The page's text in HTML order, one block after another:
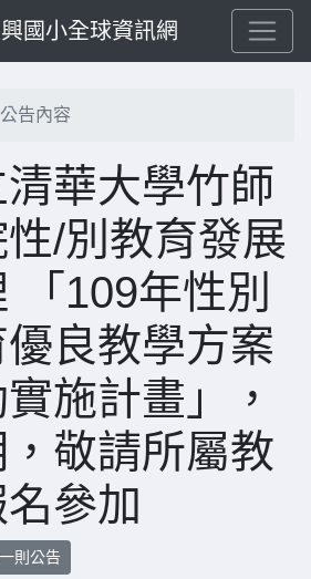
國小全球資訊網
公告內容
華大學竹師
/別教育發展
「109年性別
良教學方案
施計畫」，
敬請所屬教
參加
則公告